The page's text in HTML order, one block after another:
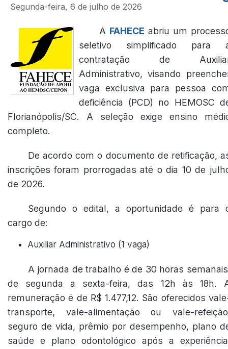
Segunda-feira, 6 de julho de 2026
A FAHECE abriu um
seletivo simplificado para
contratação de
Administrativo, visando
vaga exclusiva para pessoa
deficiência (PCD) no HEMOSC
Florianópolis/SC. A seleção exige ensino
completo.
De acordo com o documento de retificação,
inscrições foram prorrogadas até o dia 10 de
de 2026.
Segundo o edital, a oportunidade é para
cargo de:
Auxiliar Administrativo (1 vaga)
A jornada de trabalho é de 30 horas
de segunda a sexta-feira, das 12h às 18h.
remuneração é de R$ 1.477,12. São oferecidos
transporte, vale-alimentação ou vale-
seguro de vida, prêmio por desempenho, plano
saúde e plano odontológico após a